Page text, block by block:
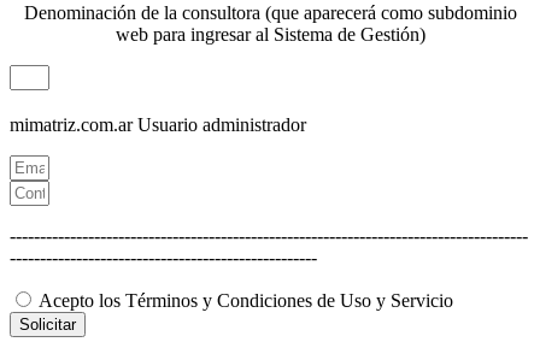
Denominación de la consultora (que aparecerá como subdominio
web para ingresar al Sistema de Gestión)
mimatriz.com.ar Usuario administrador
--------------------------------------------------------------------------------------
---------------------------------------------------
Acepto los Términos y Condiciones de Uso y Servicio
Solicitar